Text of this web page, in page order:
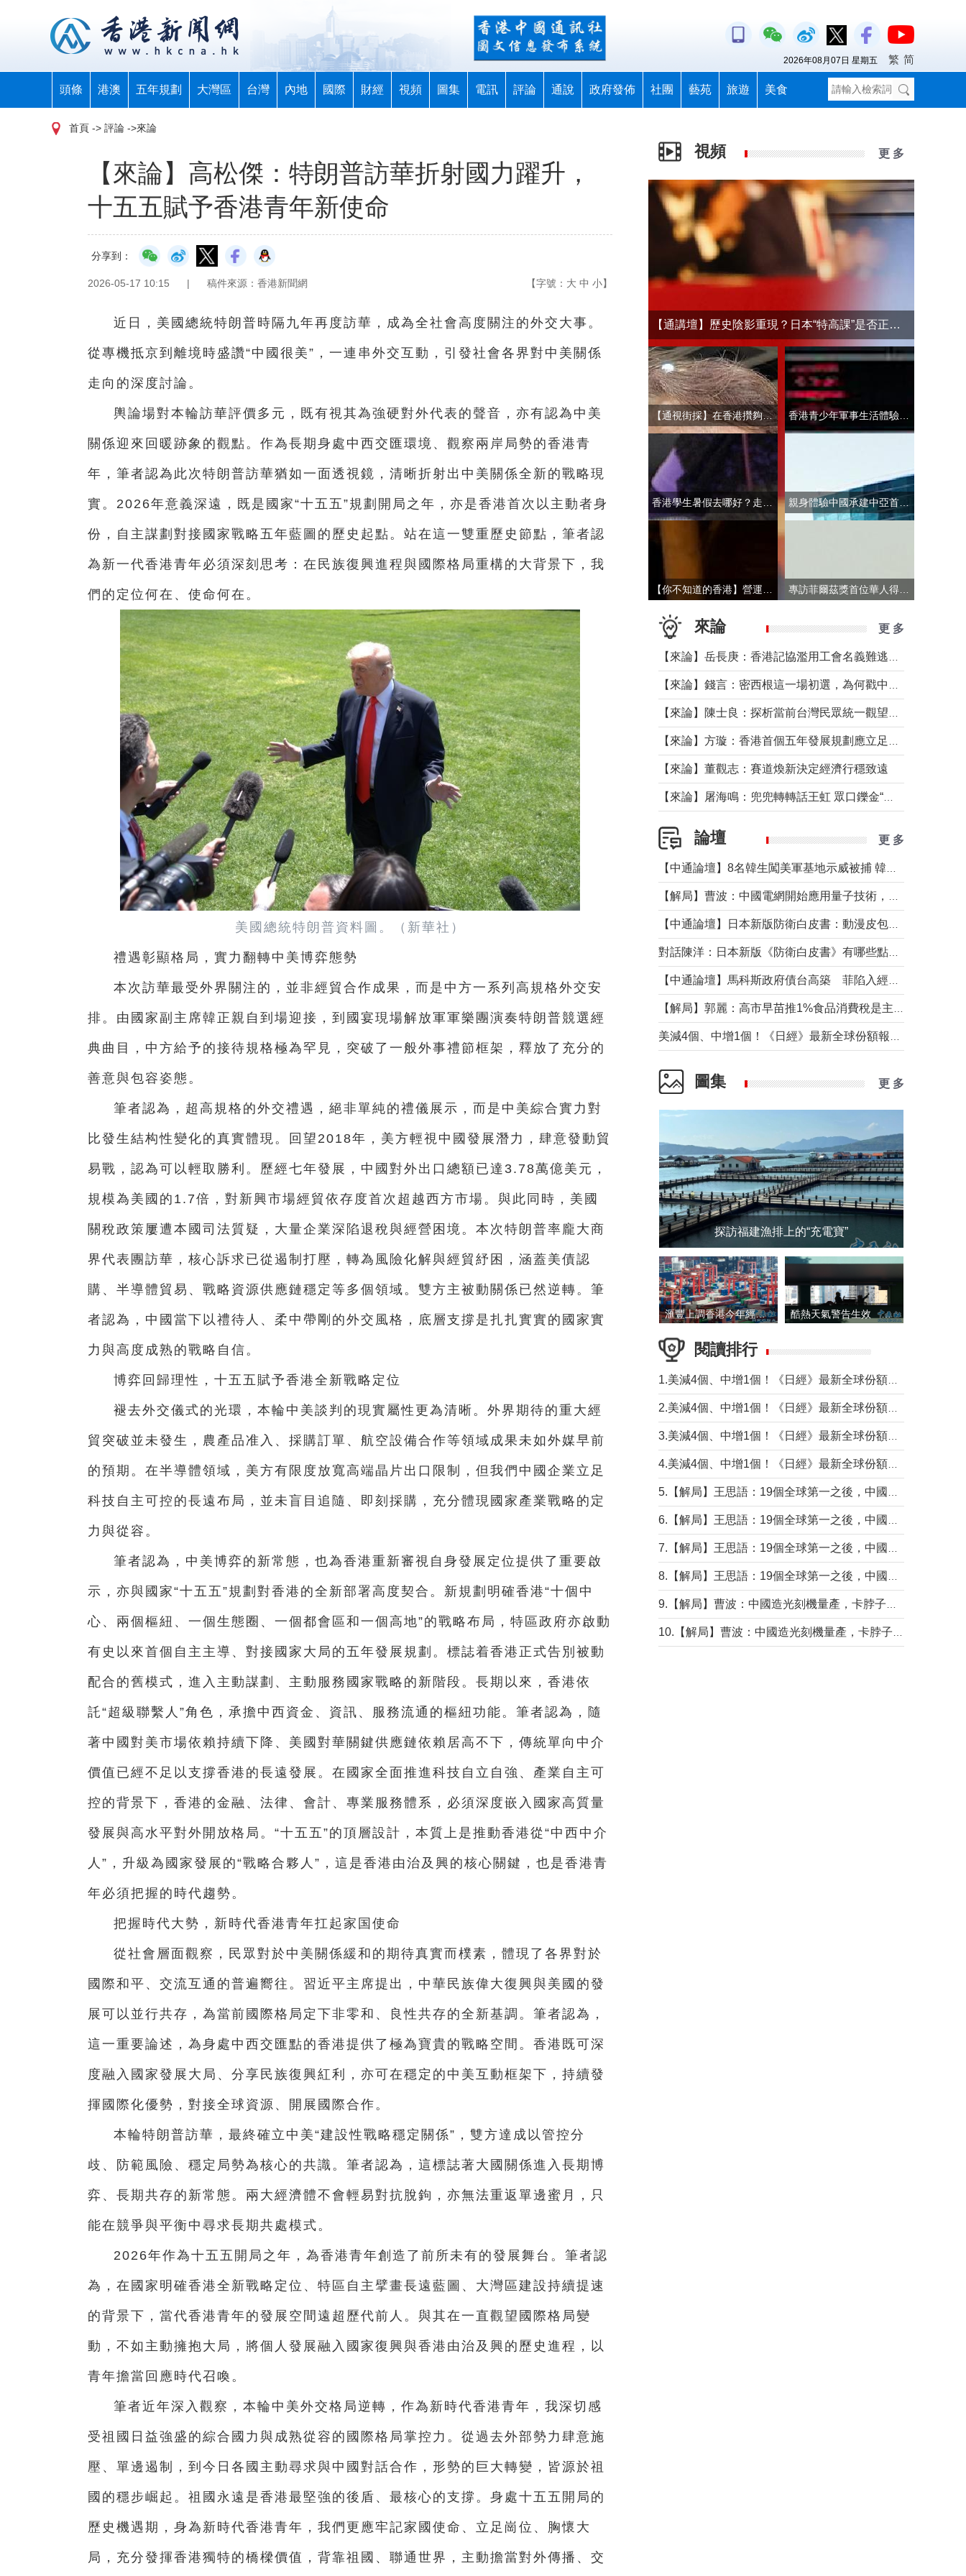
頭條 港澳 五年規劃 大灣區 台灣 內地 國際 財經 視頻 圖集 電訊 評論 通說 政府發佈 社團 藝苑 旅遊 美食
2026年08月07日 星期五 繁 简
首頁 -> 評論 ->來論
【來論】高松傑：特朗普訪華折射國力躍升，
十五五賦予香港青年新使命
分享到：
2026-05-17 10:15 | 稿件來源：香港新聞網 【字號： 大 中 小】
近日，美國總統特朗普時隔九年再度訪華，成為全社會高度關注的外交大事。
從專機抵京到離境時盛讚“中國很美”，一連串外交互動，引發社會各界對中美關係
走向的深度討論。
輿論場對本輪訪華評價多元，既有視其為強硬對外代表的聲音，亦有認為中美
關係迎來回暖跡象的觀點。作為長期身處中西交匯環境、觀察兩岸局勢的香港青
年，筆者認為此次特朗普訪華猶如一面透視鏡，清晰折射出中美關係全新的戰略現
實。2026年意義深遠，既是國家“十五五”規劃開局之年，亦是香港首次以主動者身
份，自主謀劃對接國家戰略五年藍圖的歷史起點。站在這一雙重歷史節點，筆者認
為新一代香港青年必須深刻思考：在民族復興進程與國際格局重構的大背景下，我
們的定位何在、使命何在。
美國總統特朗普資料圖。（新華社）
禮遇彰顯格局，實力翻轉中美博弈態勢
本次訪華最受外界關注的，並非經貿合作成果，而是中方一系列高規格外交安
排。由國家副主席韓正親自到場迎接，到國宴現場解放軍軍樂團演奏特朗普競選經
典曲目，中方給予的接待規格極為罕見，突破了一般外事禮節框架，釋放了充分的
善意與包容姿態。
筆者認為，超高規格的外交禮遇，絕非單純的禮儀展示，而是中美綜合實力對
比發生結构性變化的真實體現。回望2018年，美方輕視中國發展潛力，肆意發動貿
易戰，認為可以輕取勝利。歷經七年發展，中國對外出口總額已達3.78萬億美元，
規模為美國的1.7倍，對新興市場經貿依存度首次超越西方市場。與此同時，美國
關稅政策屢遭本國司法質疑，大量企業深陷退稅與經營困境。本次特朗普率龐大商
界代表團訪華，核心訴求已從遏制打壓，轉為風險化解與經貿紓困，涵蓋美債認
購、半導體貿易、戰略資源供應鏈穩定等多個領域。雙方主被動關係已然逆轉。筆
者認為，中國當下以禮待人、柔中帶剛的外交風格，底層支撐是扎扎實實的國家實
力與高度成熟的戰略自信。
博弈回歸理性，十五五賦予香港全新戰略定位
褪去外交儀式的光環，本輪中美談判的現實屬性更為清晰。外界期待的重大經
貿突破並未發生，農產品准入、採購訂單、航空設備合作等領域成果未如外媒早前
的預期。在半導體領域，美方有限度放寬高端晶片出口限制，但我們中國企業立足
科技自主可控的長遠布局，並未盲目追隨、即刻採購，充分體現國家產業戰略的定
力與從容。
筆者認為，中美博弈的新常態，也為香港重新審視自身發展定位提供了重要啟
示，亦與國家“十五五”規劃對香港的全新部署高度契合。新規劃明確香港“十個中
心、兩個樞紐、一個生態圈、一個都會區和一個高地”的戰略布局，特區政府亦啟動
有史以來首個自主主導、對接國家大局的五年發展規劃。標誌着香港正式告別被動
配合的舊模式，進入主動謀劃、主動服務國家戰略的新階段。長期以來，香港依
託“超級聯繫人”角色，承擔中西資金、資訊、服務流通的樞紐功能。筆者認為，隨
著中國對美市場依賴持續下降、美國對華關鍵供應鏈依賴居高不下，傳統單向中介
價值已經不足以支撐香港的長遠發展。在國家全面推進科技自立自強、產業自主可
控的背景下，香港的金融、法律、會計、專業服務體系，必須深度嵌入國家高質量
發展與高水平對外開放格局。“十五五”的頂層設計，本質上是推動香港從“中西中介
人”，升級為國家發展的“戰略合夥人”，這是香港由治及興的核心關鍵，也是香港青
年必須把握的時代趨勢。
把握時代大勢，新時代香港青年扛起家国使命
從社會層面觀察，民眾對於中美關係緩和的期待真實而樸素，體現了各界對於
國際和平、交流互通的普遍嚮往。習近平主席提出，中華民族偉大復興與美國的發
展可以並行共存，為當前國際格局定下非零和、良性共存的全新基調。筆者認為，
這一重要論述，為身處中西交匯點的香港提供了極為寶貴的戰略空間。香港既可深
度融入國家發展大局、分享民族復興紅利，亦可在穩定的中美互動框架下，持續發
揮國際化優勢，對接全球資源、開展國際合作。
本輪特朗普訪華，最終確立中美“建設性戰略穩定關係”，雙方達成以管控分
歧、防範風險、穩定局勢為核心的共識。筆者認為，這標誌著大國關係進入長期博
弈、長期共存的新常態。兩大經濟體不會輕易對抗脫鉤，亦無法重返單邊蜜月，只
能在競爭與平衡中尋求長期共處模式。
2026年作為十五五開局之年，為香港青年創造了前所未有的發展舞台。筆者認
為，在國家明確香港全新戰略定位、特區自主擘畫長遠藍圖、大灣區建設持續提速
的背景下，當代香港青年的發展空間遠超歷代前人。與其在一直觀望國際格局變
動，不如主動擁抱大局，將個人發展融入國家復興與香港由治及興的歷史進程，以
青年擔當回應時代召喚。
筆者近年深入觀察，本輪中美外交格局逆轉，作為新時代香港青年，我深切感
受祖國日益強盛的綜合國力與成熟從容的國際格局掌控力。從過去外部勢力肆意施
壓、單邊遏制，到今日各國主動尋求與中國對話合作，形勢的巨大轉變，皆源於祖
國的穩步崛起。祖國永遠是香港最堅強的後盾、最核心的支撐。身處十五五開局的
歷史機遇期，身為新時代香港青年，我們更應牢記家國使命、立足崗位、胸懷大
局，充分發揮香港獨特的橋樑價值，背靠祖國、聯通世界，主動擔當對外傳播、交
視頻 更 多
【通講壇】歷史陰影重現？日本“特高課”是否正在借殼還魂
【通視街採】在香港攢夠多少錢才敢退休？有人退而不休，有人放眼大灣區
來論 更 多
【來論】董觀志：賽道煥新決定經濟行穩致遠
論壇 更 多
圖集 更 多
探訪福建漁排上的“充電寶”
滙豐上調香港今年經濟增長預測至4.5% 酷熱天氣警告生效 本港高溫持續至下周
閱讀排行